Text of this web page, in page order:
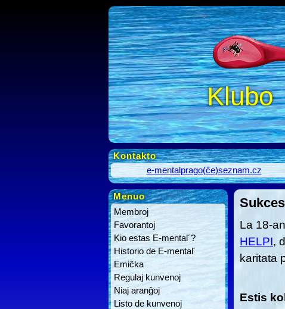
Klubo
Kontakto
e-mentalprago(ĉe)seznam.cz
Menuo
Membroj
Favorantoj
Kio estas E-mental´?
Historio de E-mental´
Emiĉka
Regulaj kunvenoj
Niaj aranĝoj
Listo de kunvenoj
La 18-
HELPI,
karitata
Estis